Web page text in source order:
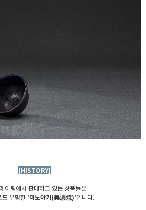
[HISTORY]
이팅에서 판매하고 있는 상품들은
도 유명한 '미노야키(美濃焼)'입니다.